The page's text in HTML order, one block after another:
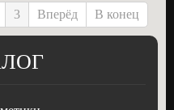
3 Вперёд В конец